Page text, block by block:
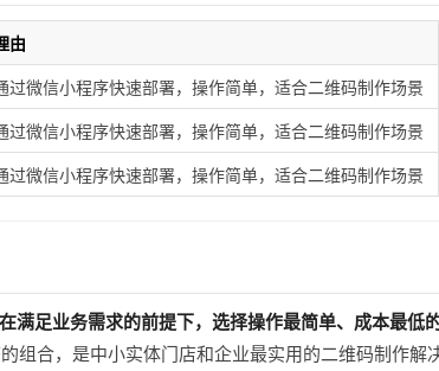
由
过微信小程序快速部署，操作简单，适合二维码制作场景
过微信小程序快速部署，操作简单，适合二维码制作场景
过微信小程序快速部署，操作简单，适合二维码制作场景
在满足业务需求的前提下，选择操作最简单、成本最低
组合，是中小实体门店和企业最实用的二维码制作解